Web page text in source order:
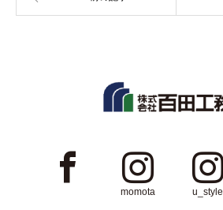
Instagram
momota
Instagram
u_style
RSS